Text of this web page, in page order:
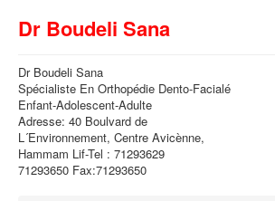
Dr Boudeli Sana
Dr Boudeli Sana
Spécialiste En Orthopédie Dento-Facialé
Enfant-Adolescent-Adulte
Adresse: 40 Boulvard de
L´Environnement, Centre Avicènne,
Hammam Lif-Tel : 71293629
71293650 Fax:71293650